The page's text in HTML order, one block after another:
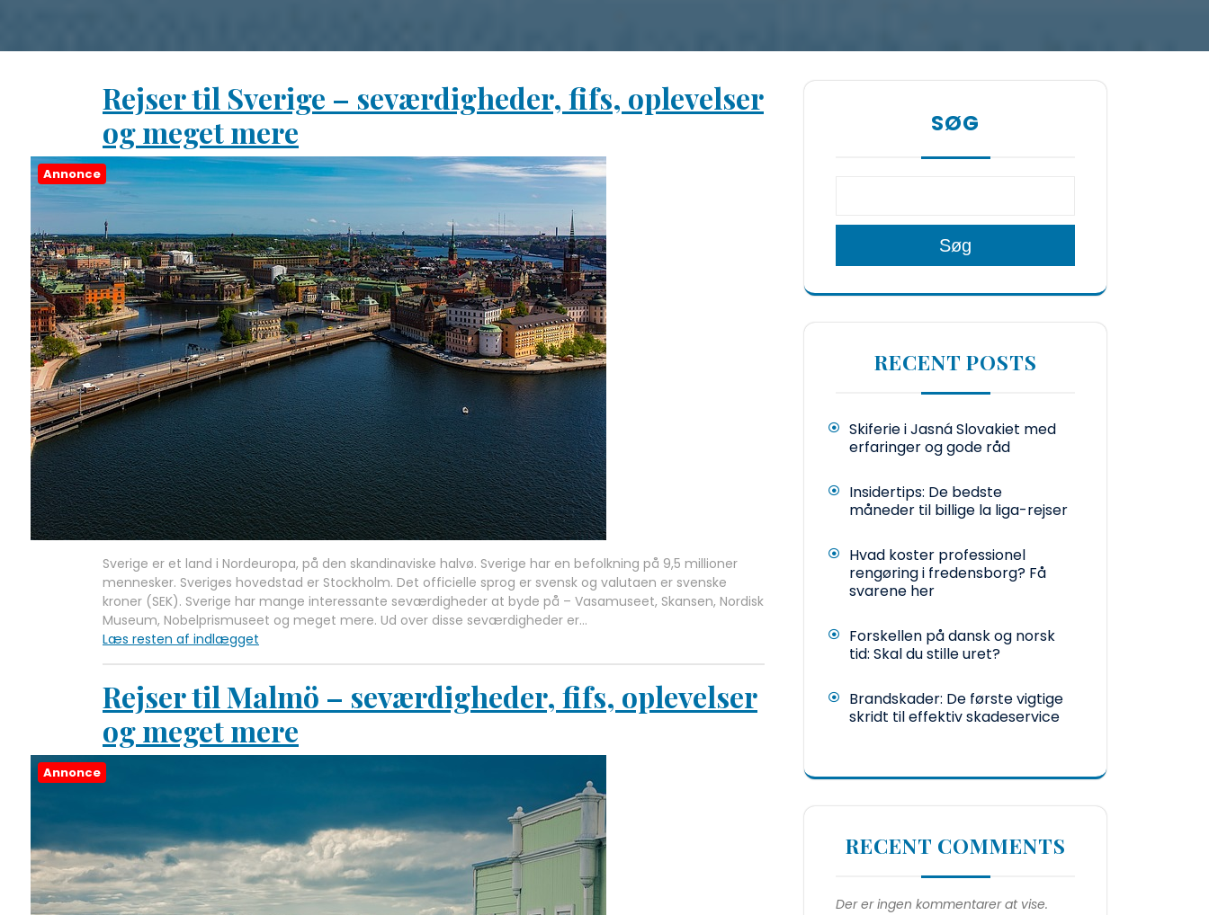
Rejser til Sverige – seværdigheder, fifs, oplevelser
og meget mere
Annonce
Sverige er et land i Nordeuropa, på den skandinaviske halvø. Sverige har en befolkning på 9,5 millioner
mennesker. Sveriges hovedstad er Stockholm. Det officielle sprog er svensk og valutaen er svenske
kroner (SEK). Sverige har mange interessante seværdigheder at byde på – Vasamuseet, Skansen, Nordisk
Museum, Nobelprismuseet og meget mere. Ud over disse seværdigheder er…
Læs resten af indlægget
Rejser til Malmö – seværdigheder, fifs, oplevelser
og meget mere
Annonce
SØG
Søg
RECENT POSTS
Skiferie i Jasná Slovakiet med
erfaringer og gode råd
Insidertips: De bedste
måneder til billige la liga-rejser
Hvad koster professionel
rengøring i fredensborg? Få
svarene her
Forskellen på dansk og norsk
tid: Skal du stille uret?
Brandskader: De første vigtige
skridt til effektiv skadeservice
RECENT COMMENTS
Der er ingen kommentarer at vise.